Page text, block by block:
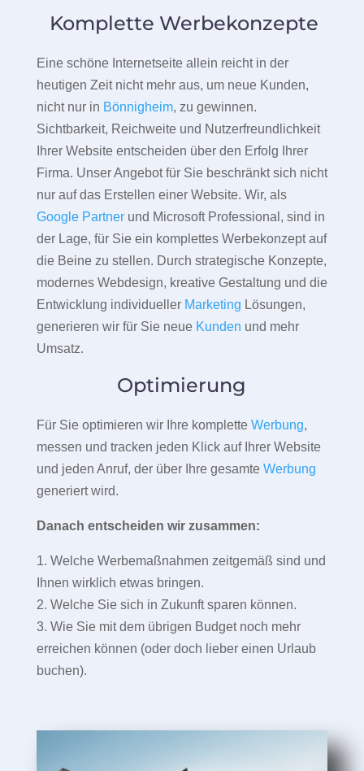
Komplette Werbekonzepte
Eine schöne Internetseite allein reicht in der
heutigen Zeit nicht mehr aus, um neue Kunden,
nicht nur in Bönnigheim, zu gewinnen.
Sichtbarkeit, Reichweite und Nutzerfreundlichkeit
Ihrer Website entscheiden über den Erfolg Ihrer
Firma. Unser Angebot für Sie beschränkt sich nicht
nur auf das Erstellen einer Website. Wir, als
Google Partnerund Microsoft Professional, sind in
der Lage, für Sie ein komplettes Werbekonzept auf
die Beine zu stellen. Durch strategische Konzepte,
modernes Webdesign, kreative Gestaltung und die
Entwicklung individueller Marketing Lösungen,
generieren wir für Sie neue Kunden und mehr
Umsatz.
Optimierung
Für Sie optimieren wir Ihre komplette Werbung,
messen und tracken jeden Klick auf Ihrer Website
und jeden Anruf, der über Ihre gesamte Werbung
generiert wird.
Danach entscheiden wir zusammen:
1. Welche Werbemaßnahmen zeitgemäß sind und
Ihnen wirklich etwas bringen.
2. Welche Sie sich in Zukunft sparen können.
3. Wie Sie mit dem übrigen Budget noch mehr
erreichen können (oder doch lieber einen Urlaub
buchen).